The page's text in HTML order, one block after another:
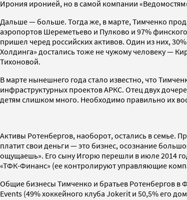
Ирония иронией, но в самой компании
Дальше — больше. Тогда же, в марте, Тимченко
аэропортов Шереметьево и Пулково и 97%
пришел черед российских активов. Один из них,
Холдинга» достались тоже не чужому человеку —
Тихоновой.
В марте нынешнего года стало известно, что
инфраструктурных проектов АРКС. Отец двух
детям слишком много. Необходимо правильно их
Активы Ротенбергов, наоборот, остались в семье.
платит свои деньги — это бизнес, осознание
ощущаешь». Его сыну Игорю перешли в июле 2014
«ТФК-Финанс» (ее контролируют управляющие
Общие бизнесы Тимченко и братьев Ротенбергов в
Events (49% хоккейного клуба Jokerit и 50,5% его